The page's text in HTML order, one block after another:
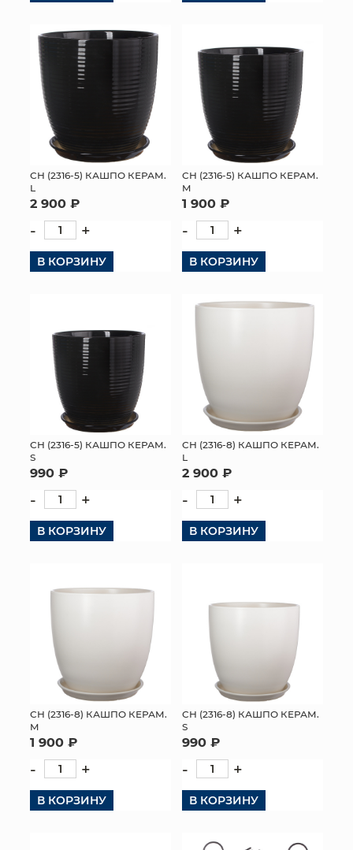
СН (2316-5) КАШПО КЕРАМ.
L
2 900 ₽
- +
В КОРЗИНУ
СН (2316-5) КАШПО КЕРАМ.
M
1 900 ₽
- +
В КОРЗИНУ
СН (2316-5) КАШПО КЕРАМ.
S
990 ₽
- +
В КОРЗИНУ
СН (2316-8) КАШПО КЕРАМ.
L
2 900 ₽
- +
В КОРЗИНУ
СН (2316-8) КАШПО КЕРАМ.
M
1 900 ₽
- +
В КОРЗИНУ
СН (2316-8) КАШПО КЕРАМ.
S
990 ₽
- +
В КОРЗИНУ